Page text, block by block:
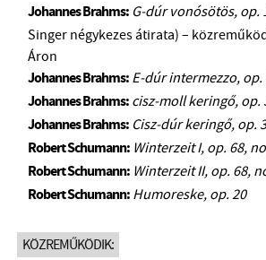
BMC HÁZ
OPUS JAZZ CLUB
BMC RECORDS
ZENEI INFORMÁCIÓS KÖZPONT ÉS
BMC NEMZETKÖZI CIMBALOMVERSENY
Johannes Brahms: G-dúr vonósötös, op.
Singer négykezes átirata) –
Áron
Johannes Brahms:E-dúr intermezzo, op.
Johannes Brahms:cisz-moll keringő, op.
Johannes Brahms: Cisz-dúr keringő, op.
Robert Schumann: Winterzeit I, op. 68,
Robert Schumann: Winterzeit II, op. 68,
Robert Schumann:Humoreske, op. 20
KÖZREMŰKÖDIK: